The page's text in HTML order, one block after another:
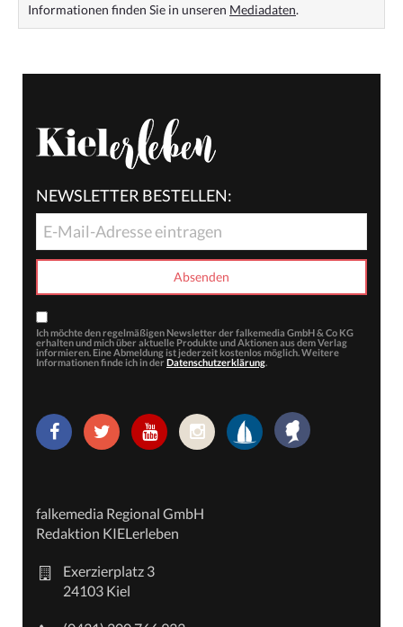
Informationen finden Sie in unseren Mediadaten.
NEWSLETTER BESTELLEN:
Ich möchte den regelmäßigen Newsletter der falkemedia GmbH & Co KG
erhalten und mich über aktuelle Produkte und Aktionen aus dem Verlag
informieren. Eine Abmeldung ist jederzeit kostenlos möglich. Weitere
Informationen finde ich in der Datenschutzerklärung.
falkemedia Regional GmbH
Redaktion KIELerleben
Exerzierplatz 3
24103 Kiel